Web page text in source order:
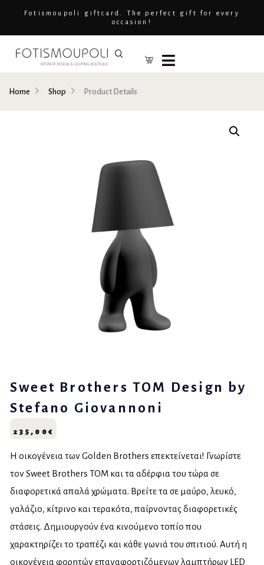
Fotismoupoli giftcard. The perfect gift for every
occasion!
Home Shop Product Details
Sweet Brothers TOM Design by
Stefano Giovannoni
235,00 €
Η οικογένεια των Golden Brothers επεκτείνεται! Γνωρίστε
τον Sweet Brothers TOM και τα αδέρφια του τώρα σε
διαφορετικά απαλά χρώματα. Βρείτε τα σε μαύρο, λευκό,
γαλάζιο, κίτρινο και τερακότα, παίρνοντας διαφορετικές
στάσεις. Δημιουργούν ένα κινούμενο τοπίο που
χαρακτηρίζει το τραπέζι και κάθε γωνιά του σπιτιού. Αυτή η
οικογένεια φορητών επαναφορτιζόμενων λαμπτήρων LED